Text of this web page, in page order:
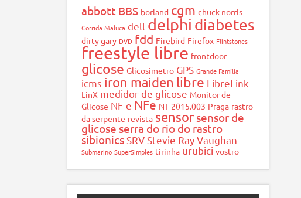
abbott BBS borland cgm chuck norris
Corrida Maluca dell delphi diabetes
dirty gary DVD fdd Firebird Firefox Flintstones
freestyle libre frontdoor
glicose Glicosimetro GPS Grande Família
icms iron maiden libre LibreLink
LinX medidor de glicose Monitor de
Glicose NF-e NFe NT 2015.003 Praga rastro
da serpente revista sensor sensor de
glicose serra do rio do rastro
sibionics SRV Stevie Ray Vaughan
Submarino SuperSimples tirinha urubici vostro